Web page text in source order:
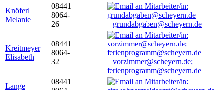
Knöferl
Melanie
08441
8064-
26
grundabgaben@scheyern.de
Kreitmeyer
Elisabeth
08441
8064-
32
vorzimmer@scheyern.de;
ferienprogramm@scheyern.de
Lange
08441